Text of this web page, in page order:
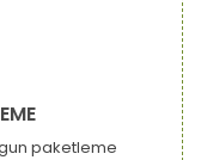
paketleme